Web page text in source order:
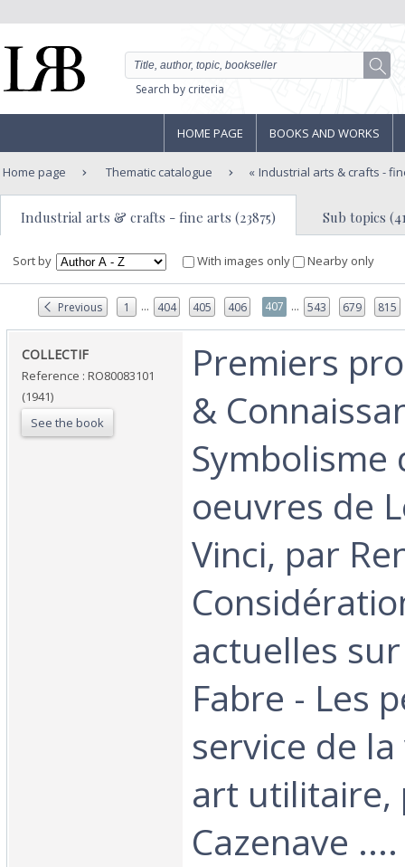
Search by criteria
HOME PAGE BOOKS AND WORKS
Home page Thematic catalogue Industrial arts & crafts -
Industrial arts & crafts - fine arts (23875) Sub topics
Sort by With images only Nearby only
Previous 1 ... 404 405 406 407 ... 543 679 815
‎COLLECTIF‎
Reference : RO80083101
(1941)
See the book
‎Premiers
&
Symbolisme
oeuvres de
Vinci, par
actuelles
Fabre - Les
service de
art utilitaire,
Cazenave ....‎